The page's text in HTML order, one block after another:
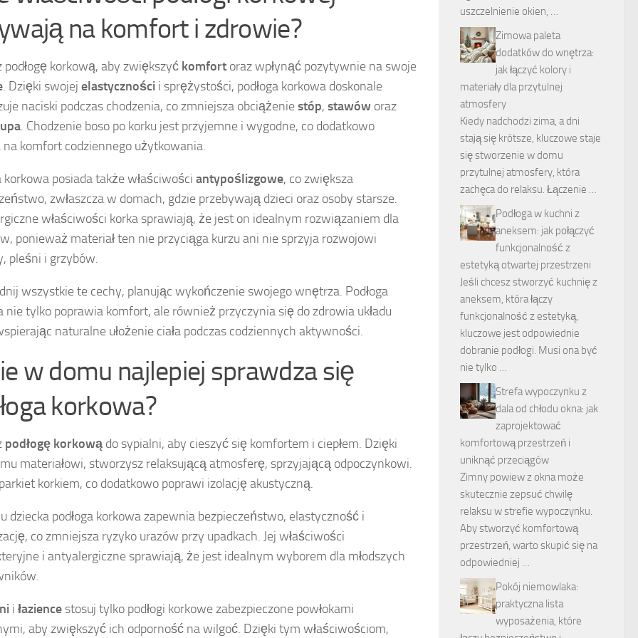
na komfort i zdrowie?
podłogę korkową, aby zwiększyć komfort oraz wpłynąć pozytywnie na swoje
. Dzięki swojej elastyczności i sprężystości, podłoga korkowa doskonale
naciski podczas chodzenia, co zmniejsza obciążeniestóp, stawów oraz
. Chodzenie boso po korku jest przyjemne i wygodne, co dodatkowo
na komfort codziennego użytkowania.
korkowa posiada także właściwości antypoślizgowe, co zwiększa
zwłaszcza w domach, gdzie przebywają dzieci oraz osoby starsze.
właściwości korka sprawiają, że jest on idealnym rozwiązaniem dla
ponieważ materiał ten nie przyciąga kurzu ani nie sprzyja rozwojowi
pleśni i grzybów.
wszystkie te cechy, planując wykończenie swojego wnętrza. Podłoga
nie tylko poprawia komfort, ale również przyczynia się do zdrowia układu
naturalne ułożenie ciała podczas codziennych aktywności.
w domu najlepiej sprawdza się
korkowa?
podłogę korkową do sypialni, aby cieszyć się komfortem i ciepłem. Dzięki
materiałowi, stworzysz relaksującą atmosferę, sprzyjającą odpoczynkowi.
korkiem, co dodatkowo poprawi izolację akustyczną.
dziecka podłoga korkowa zapewnia bezpieczeństwo, elastyczność i
co zmniejsza ryzyko urazów przy upadkach. Jej właściwości
i antyalergiczne sprawiają, że jest idealnym wyborem dla młodszych
i łazience stosuj tylko podłogi korkowe zabezpieczone powłokami
aby zwiększyć ich odporność na wilgoć. Dzięki tym właściwościom,
uszczelnienie okien, …
Zimowa paleta
dodatków do wnętrza:
jak łączyć kolory i
materiały dla przytulnej
atmosfery
Kiedy nadchodzi zima, a dni
stają się krótsze, kluczowe staje
się stworzenie w domu
przytulnej atmosfery, która
zachęca do relaksu. Łączenie …
Podłoga w kuchni z
aneksem: jak połączyć
funkcjonalność z
estetyką otwartej przestrzeni
Jeśli chcesz stworzyć kuchnię z
aneksem, która łączy
funkcjonalność z estetyką,
kluczowe jest odpowiednie
dobranie podłogi. Musi ona być
nie tylko …
Strefa wypoczynku z
dala od chłodu okna: jak
zaprojektować
komfortową przestrzeń i
uniknąć przeciągów
Zimny powiew z okna może
skutecznie zepsuć chwilę
relaksu w strefie wypoczynku.
Aby stworzyć komfortową
przestrzeń, warto skupić się na
odpowiedniej …
Pokój niemowlaka:
praktyczna lista
wyposażenia, które